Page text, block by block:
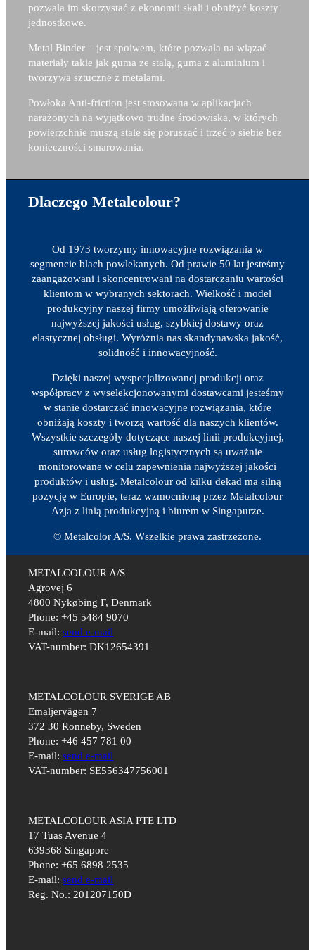
pozwala im skorzystać z ekonomii skali i obniżyć koszty
jednostkowe.
Metal Binder – jest spoiwem, które pozwala na wiązać
materiały takie jak guma ze stalą, guma z aluminium i
tworzywa sztuczne z metalami.
Powłoka Anti-friction jest stosowana w aplikacjach
narażonych na wyjątkowo trudne środowiska, w których
powierzchnie muszą stale się poruszać i trzeć o siebie bez
konieczności smarowania.
Dlaczego Metalcolour?
Od 1973 tworzymy innowacyjne rozwiązania w
segmencie blach powlekanych. Od prawie 50 lat jesteśmy
zaangażowani i skoncentrowani na dostarczaniu wartości
klientom w wybranych sektorach. Wielkość i model
produkcyjny naszej firmy umożliwiają oferowanie
najwyższej jakości usług, szybkiej dostawy oraz
elastycznej obsługi. Wyróżnia nas skandynawska jakość,
solidność i innowacyjność.
Dzięki naszej wyspecjalizowanej produkcji oraz
współpracy z wyselekcjonowanymi dostawcami jesteśmy
w stanie dostarczać innowacyjne rozwiązania, które
obniżają koszty i tworzą wartość dla naszych klientów.
Wszystkie szczegóły dotyczące naszej linii produkcyjnej,
surowców oraz usług logistycznych są uważnie
monitorowane w celu zapewnienia najwyższej jakości
produktów i usług. Metalcolour od kilku dekad ma silną
pozycję w Europie, teraz wzmocnioną przez Metalcolour
Azja z linią produkcyjną i biurem w Singapurze.
© Metalcolor A/S. Wszelkie prawa zastrzeżone.
METALCOLOUR A/S
Agrovej 6
4800 Nykøbing F, Denmark
Phone: +45 5484 9070
E-mail:send e-mail
VAT-number: DK12654391
METALCOLOUR SVERIGE AB
Emaljervägen 7
372 30 Ronneby, Sweden
Phone: +46 457 781 00
E-mail:send e-mail
VAT-number: SE556347756001
METALCOLOUR ASIA PTE LTD
17 Tuas Avenue 4
639368 Singapore
Phone: +65 6898 2535
E-mail:send e-mail
Reg. No.: 201207150D